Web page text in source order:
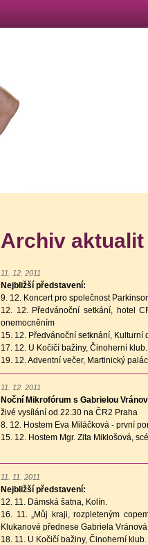
Archiv aktualit
11. 12. 2011
Nejbližší představení:
9. 12. Koncert pro společnost
12. 12. Předvánoční setkání, hotel
onemocněním
15. 12. Předvánoční setknání, Kulturní
17. 12. U Kočičí bažiny, Činoherní klub.
19. 12. Adventní večer, Martinický
11. 12. 2011
Noční Mikrofórum s Gabrielou
živé vysílání od 22.30 na ČR2 Praha
8. 12. Hostem Eva Miláčková - první
15. 12. Hostem Mgr. Zita Miklošová,
11. 11. 2011
Nejbližší představení:
12. 11. Dámská šatna, Kolín.
16. 11. „Můj kraji, rozpleteným
Klukanové přednese Gabriela
18. 11. U Kočičí bažiny, Činoherní klub.